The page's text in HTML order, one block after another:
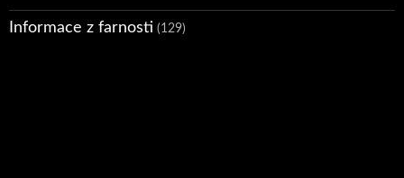
Informace z farnosti (129)